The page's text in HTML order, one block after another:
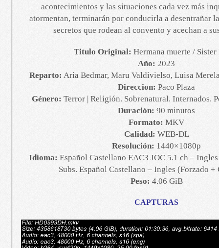
acontecimientos y las situaciones cada vez más
atormentan, terminarán por conducirla a desentrañar
secretos que rodean al convento y acechan a
Titulo Original: Hermana muerte / Sister
Año: 2023
Reparto: Aria Bedmar, Maru Valdivielso, Luisa
Direccion: Paco Plaza
Género: Terror | Religión. Sobrenatural. Internados.
Duración: 90 minutos
Formato: MKV
Calidad: WEB-DL
Resolución: 1440×1080p
Idioma: Español Castellano EAC3 JOC 5.1 ch –
Subs. Español Castellano – Ingles (Forzado +
Peso: 4.06 GiB
CAPTURAS